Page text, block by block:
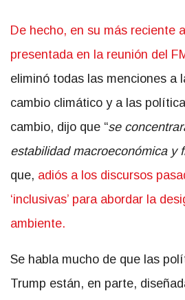
De hecho, en su más reciente
presentada en la reunión del
eliminó todas las menciones a
cambio climático y a las
cambio, dijo que “se
estabilidad macroeconómica y
que, adiós a los discursos
‘inclusivas’ para abordar la
ambiente.
Se habla mucho de que las
Trump están, en parte,